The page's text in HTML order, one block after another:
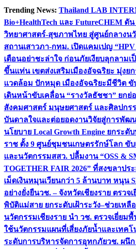
Skip
content
Trending News: Thailand LAB
Bio+HealthTech และ FutureCHEM ดั
วิทยาศาสตร์-สุขภาพไทย สู่ศูนย์กลางน
สถานเสาวภา-กทม. เปิดแคมเปญ
เตือนอย่าชะล่าใจ ก่อนภัยเงียบลุกลามเ
ขึ้นแท่น เขตส่งเสริมเมืองอัจฉริยะ มุ่งย
แวดล้อม ปักหมุด เมืองอัจฉริยะมีชีวิต ขั
เดินหน้าขับเคลื่อน “รางวัลธัชชา” ยก
สังคมศาสตร์ มนุษยศาสตร์ และศิลปกร
บันดาลใจและต่อยอดงานวิจัยสู่การพัฒ
นโยบาย Local Growth Engine ยกระ
ราช ตั้ง 9 ศูนย์ชุมชนเกษตรรักษ์โลก ขับ
และนวัตกรรมสสว. ปลื้มงาน “OSS &
TOGETHER FAIR 2026” ที่สงขลาปร
เม็ดเงินหมุนเวียนกว่า 5 ล้านบาท หนุน
อย่างยั่งยืนวช. – จังหวัดเชียงราย ตรว
พิบัติแม่สาย ยกระดับเฝ้าระวัง–ช่วยเหลื
นวัตกรรมเชียงราย นำ วช. ตรวจเยี่ย
ใช้นวัตกรรมแผนที่เสี่ยงภัยน้ำและเทค
ระดับการบริหารจัดการอุทกภัยวช. ผนึก